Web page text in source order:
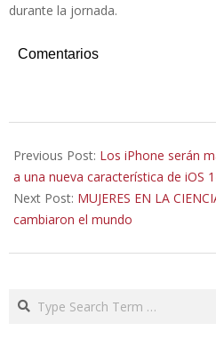
durante la jornada.
Comentarios
02-
23
Previous Post: Los iPhone serán
a una nueva característica de iOS
Next Post: MUJERES EN LA
cambiaron el mundo
Search